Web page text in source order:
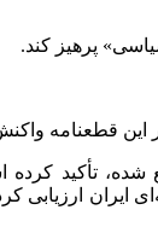
پرهیز کند.
این قطعنامه
تأکید کرده
ارزیابی